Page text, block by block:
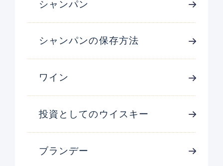
シャンパン
シャンパンの保存方法
ワイン
投資としてのウイスキー
ブランデー